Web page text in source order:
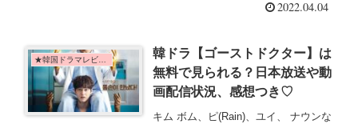
演で、ペントハウス出演者が3人も出
2022.04.04
★韓国ドラマレビュー
韓ドラ【ゴーストドクター】は
無料で見られる？日本放送や動
画配信状況、感想つき♡
キム ボム、ピ(Rain)、ユイ、 ナウンな